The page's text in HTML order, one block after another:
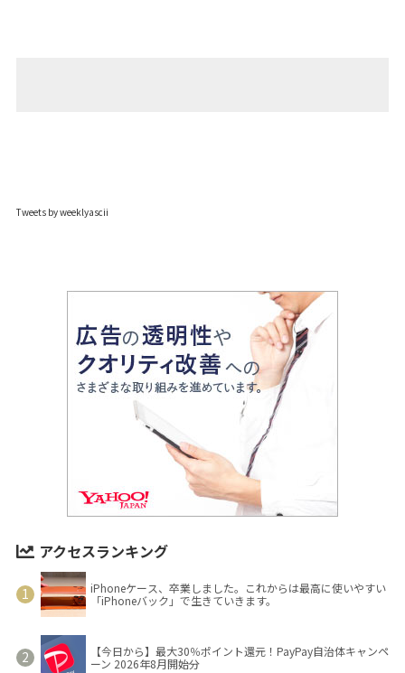
Tweets by weeklyascii
アクセスランキング
iPhoneケース、卒業しました。これからは最高に使いやすい
「iPhoneバック」で生きていきます。
【今日から】最大30％ポイント還元！PayPay自治体キャンペ
ーン 2026年8月開始分